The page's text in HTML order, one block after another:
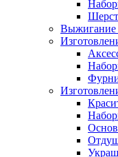
Выжигание